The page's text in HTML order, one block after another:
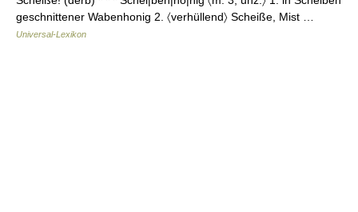
geschnittener Wabenhonig 2. 〈verhüllend〉 Scheiße, Mist …
Universal-Lexikon